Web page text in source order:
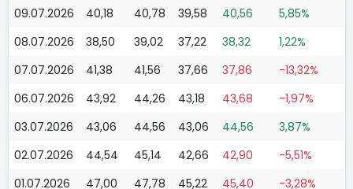
09.07.2026
40,18 40,78 39,58 40,56
5,85%
08.07.2026
38,50 39,02 37,22 38,32
1,22%
07.07.2026
41,38 41,56 37,66 37,86
-13,32%
06.07.2026
43,92 44,26 43,18 43,68
-1,97%
03.07.2026
43,06 44,56 43,06 44,56
3,87%
02.07.2026
44,54 45,14 42,66 42,90
-5,51%
01.07.2026
47,00 47,78 45,22 45,40
-3,28%